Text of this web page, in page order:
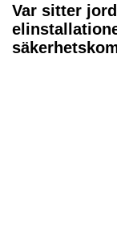
Var sitter